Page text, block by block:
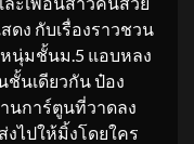
ดง กับเรื่องราวชวน
หนุ่มชั้นม.5 แอบหลง
ชั้นเดียวกัน ป๋อง
นการ์ตูนที่วาดลง
ไปให้มิ้งโดยใคร